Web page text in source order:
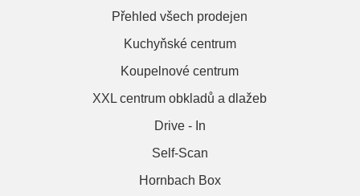
Přehled všech prodejen
Kuchyňské centrum
Koupelnové centrum
XXL centrum obkladů a dlažeb
Drive - In
Self-Scan
Hornbach Box